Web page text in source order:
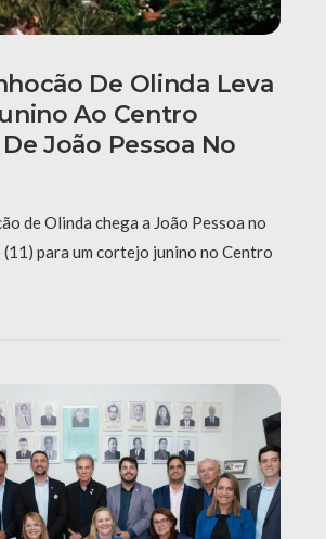
De Olinda Leva
Ao Centro
João Pessoa No
de Olinda chega a João Pessoa no
para um cortejo junino no Centro